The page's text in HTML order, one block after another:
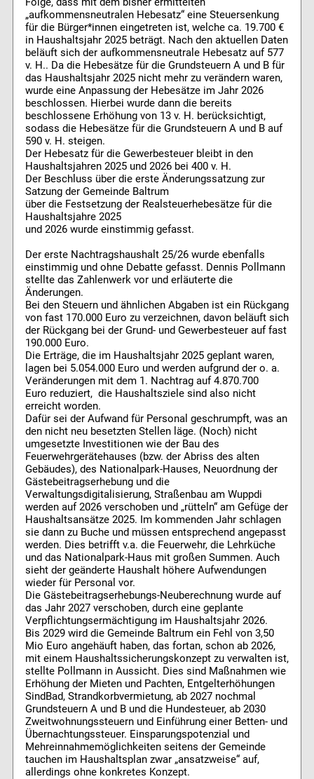
„aufkommensneutralen Hebesatz“ eine Steuersenkung
für die Bürger*innen eingetreten ist, welche ca. 19.700 €
in Haushaltsjahr 2025 beträgt. Nach den aktuellen Daten
beläuft sich der aufkommensneutrale Hebesatz auf 577
v. H.. Da die Hebesätze für die Grundsteuern A und B für
das Haushaltsjahr 2025 nicht mehr zu verändern waren,
wurde eine Anpassung der Hebesätze im Jahr 2026
beschlossen. Hierbei wurde dann die bereits
beschlossene Erhöhung von 13 v. H. berücksichtigt,
sodass die Hebesätze für die Grundsteuern A und B auf
590 v. H. steigen.
Der Hebesatz für die Gewerbesteuer bleibt in den
Haushaltsjahren 2025 und 2026 bei 400 v. H.
Der Beschluss über die erste Änderungssatzung zur
Satzung der Gemeinde Baltrum
über die Festsetzung der Realsteuerhebesätze für die
Haushaltsjahre 2025
und 2026 wurde einstimmig gefasst.
Der erste Nachtragshaushalt 25/26 wurde ebenfalls
einstimmig und ohne Debatte gefasst. Dennis Pollmann
stellte das Zahlenwerk vor und erläuterte die
Änderungen.
Bei den Steuern und ähnlichen Abgaben ist ein Rückgang
von fast 170.000 Euro zu verzeichnen, davon beläuft sich
der Rückgang bei der Grund- und Gewerbesteuer auf fast
190.000 Euro.
Die Erträge, die im Haushaltsjahr 2025 geplant waren,
lagen bei 5.054.000 Euro und werden aufgrund der o. a.
Veränderungen mit dem 1. Nachtrag auf 4.870.700
Euro reduziert, die Haushaltsziele sind also nicht
erreicht worden.
Dafür sei der Aufwand für Personal geschrumpft, was an
den nicht neu besetzten Stellen läge. (Noch) nicht
umgesetzte Investitionen wie der Bau des
Feuerwehrgerätehauses (bzw. der Abriss des alten
Gebäudes), des Nationalpark-Hauses, Neuordnung der
Gästebeitragserhebung und die
Verwaltungsdigitalisierung, Straßenbau am Wuppdi
werden auf 2026 verschoben und „rütteln“ am Gefüge der
Haushaltsansätze 2025. Im kommenden Jahr schlagen
sie dann zu Buche und müssen entsprechend angepasst
werden. Dies betrifft v.a. die Feuerwehr, die Lehrküche
und das Nationalpark-Haus mit großen Summen. Auch
sieht der geänderte Haushalt höhere Aufwendungen
wieder für Personal vor.
Die Gästebeitragserhebungs-Neuberechnung wurde auf
das Jahr 2027 verschoben, durch eine geplante
Verpflichtungsermächtigung im Haushaltsjahr 2026.
Bis 2029 wird die Gemeinde Baltrum ein Fehl von 3,50
Mio Euro angehäuft haben, das fortan, schon ab 2026,
mit einem Haushaltssicherungskonzept zu verwalten ist,
stellte Pollmann in Aussicht. Dies sind Maßnahmen wie
Erhöhung der Mieten und Pachten, Entgelterhöhungen
SindBad, Strandkorbvermietung, ab 2027 nochmal
Grundsteuern A und B und die Hundesteuer, ab 2030
Zweitwohnungssteuern und Einführung einer Betten- und
Übernachtungssteuer. Einsparungspotenzial und
Mehreinnahmemöglichkeiten seitens der Gemeinde
tauchen im Haushaltsplan zwar „ansatzweise“ auf,
allerdings ohne konkretes Konzept.